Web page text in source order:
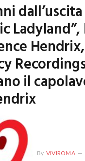
Ladyland”,
Hendrix,
il
By VIVIROMA